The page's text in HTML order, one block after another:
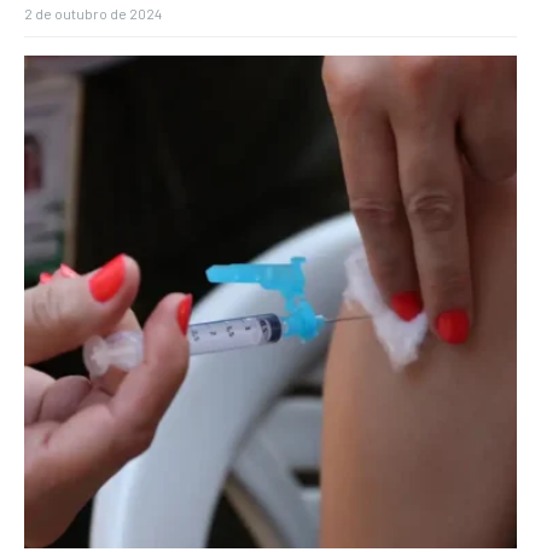
2 de outubro de 2024